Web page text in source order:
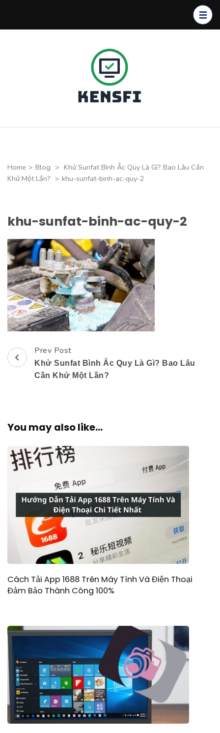
Home > Blog > Khử Sunfat Bình Ắc Quy Là Gì? Bao Lâu Cần
Khử Một Lần? > khu-sunfat-binh-ac-quy-2
khu-sunfat-binh-ac-quy-2
Post
Navigation
Prev Post
Khử Sunfat Bình Ắc Quy Là Gì? Bao Lâu
Cần Khử Một Lần?
You may also like...
Cách Tải App 1688 Trên Máy Tính Và Điện Thoại
Đảm Bảo Thành Công 100%